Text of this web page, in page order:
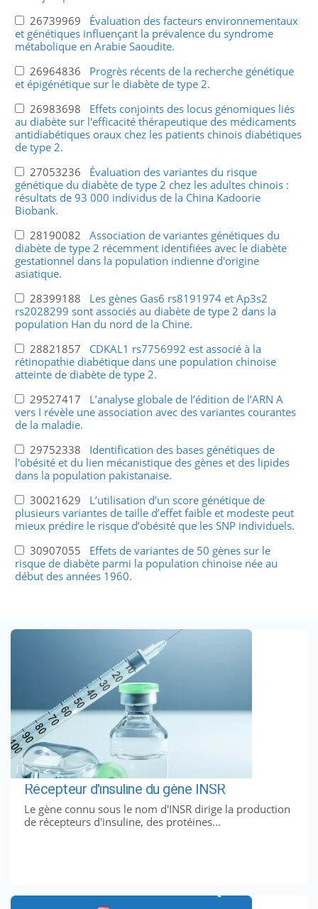
26739969 Évaluation des facteurs environnementaux
et génétiques influençant la prévalence du syndrome
métabolique en Arabie Saoudite.
26964836 Progrès récents de la recherche génétique
et épigénétique sur le diabète de type 2.
26983698 Effets conjoints des locus génomiques liés
au diabète sur l'efficacité thérapeutique des médicaments
antidiabétiques oraux chez les patients chinois diabétiques
de type 2.
27053236 Évaluation des variantes du risque
génétique du diabète de type 2 chez les adultes chinois :
résultats de 93 000 individus de la China Kadoorie
Biobank.
28190082 Association de variantes génétiques du
diabète de type 2 récemment identifiées avec le diabète
gestationnel dans la population indienne d'origine
asiatique.
28399188 Les gènes Gas6 rs8191974 et Ap3s2
rs2028299 sont associés au diabète de type 2 dans la
population Han du nord de la Chine.
28821857 CDKAL1 rs7756992 est associé à la
rétinopathie diabétique dans une population chinoise
atteinte de diabète de type 2.
29527417 L’analyse globale de l’édition de l’ARN A
vers I révèle une association avec des variantes courantes
de la maladie.
29752338 Identification des bases génétiques de
l'obésité et du lien mécanistique des gènes et des lipides
dans la population pakistanaise.
30021629 L’utilisation d’un score génétique de
plusieurs variantes de taille d’effet faible et modeste peut
mieux prédire le risque d’obésité que les SNP individuels.
30907055 Effets de variantes de 50 gènes sur le
risque de diabète parmi la population chinoise née au
début des années 1960.
Récepteur d'insuline du gène INSR
Le gène connu sous le nom d'INSR dirige la production
de récepteurs d'insuline, des protéines...